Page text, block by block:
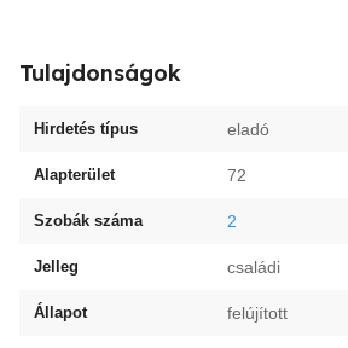
Tulajdonságok
Hirdetés típus eladó
Alapterület 72
Szobák száma 2
Jelleg családi
Állapot felújított